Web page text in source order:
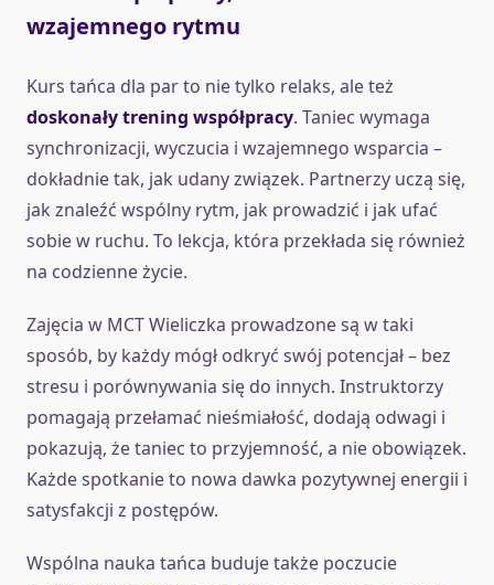
wzajemnego rytmu
Kurs tańca dla par to nie tylko relaks, ale też
doskonały trening współpracy. Taniec wymaga
synchronizacji, wyczucia i wzajemnego wsparcia –
dokładnie tak, jak udany związek. Partnerzy uczą się,
jak znaleźć wspólny rytm, jak prowadzić i jak ufać
sobie w ruchu. To lekcja, która przekłada się również
na codzienne życie.
Zajęcia w MCT Wieliczka prowadzone są w taki
sposób, by każdy mógł odkryć swój potencjał – bez
stresu i porównywania się do innych. Instruktorzy
pomagają przełamać nieśmiałość, dodają odwagi i
pokazują, że taniec to przyjemność, a nie obowiązek.
Każde spotkanie to nowa dawka pozytywnej energii i
satysfakcji z postępów.
Wspólna nauka tańca buduje także poczucie